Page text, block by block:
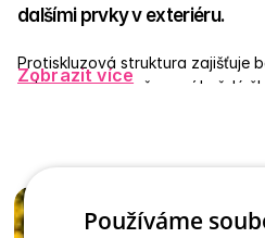
dalšími prvky v exteriéru.
Protiskluzová struktura zajišťuje
nebo v mrazu, což ocení každý
Vymývaný schod není jen
doplněk, který dotváří celkový ráz
Zobrazit více
Používáme